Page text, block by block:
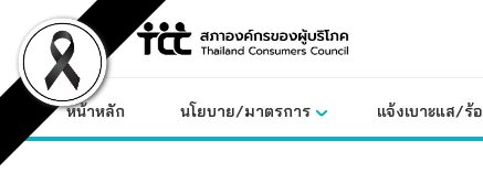
content
หน้าหลัก นโยบาย/มาตรการ แจ้งเบาะแส/ร้